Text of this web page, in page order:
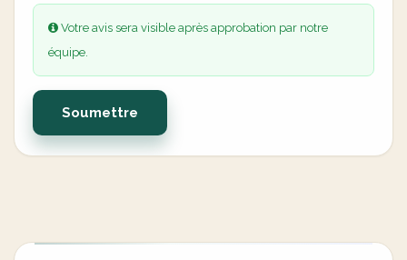
Votre avis sera visible après approbation par notre
équipe.
Soumettre